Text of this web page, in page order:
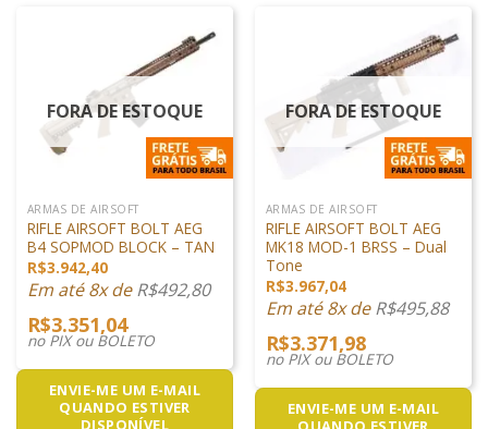
FORA DE ESTOQUE
ARMAS DE AIRSOFT
RIFLE AIRSOFT BOLT AEG
B4 SOPMOD BLOCK – TAN
R$3.942,40
Em até 8x deR$492,80
R$3.351,04
no PIX ou BOLETO
ENVIE-ME UM E-MAIL
QUANDO ESTIVER
DISPONÍVEL
FORA DE ESTOQUE
ARMAS DE AIRSOFT
RIFLE AIRSOFT BOLT AEG
MK18 MOD-1 BRSS – Dual
Tone
R$3.967,04
Em até 8x deR$495,88
R$3.371,98
no PIX ou BOLETO
ENVIE-ME UM E-MAIL